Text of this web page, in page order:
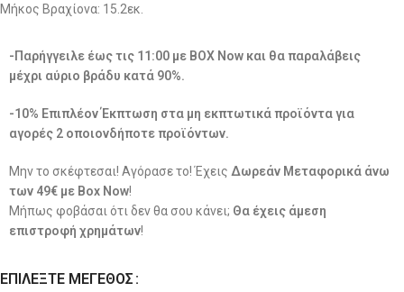
Μήκος Βραχίονα: 15.2εκ.
-Παρήγγειλε έως τις 11:00 με BOX Now και θα παραλάβεις
μέχρι αύριο βράδυ κατά 90%.
-10% Επιπλέον Έκπτωση στα μη εκπτωτικά προϊόντα για
αγορές 2 οποιονδήποτε προϊόντων.
Μην το σκέφτεσαι! Αγόρασε το! Έχεις Δωρεάν Μεταφορικά άνω
των 49€ με Box Now!
Μήπως φοβάσαι ότι δεν θα σου κάνει; Θα έχεις άμεση
επιστροφή χρημάτων!
ΕΠΙΛΈΞΤΕ ΜΈΓΕΘΟΣ